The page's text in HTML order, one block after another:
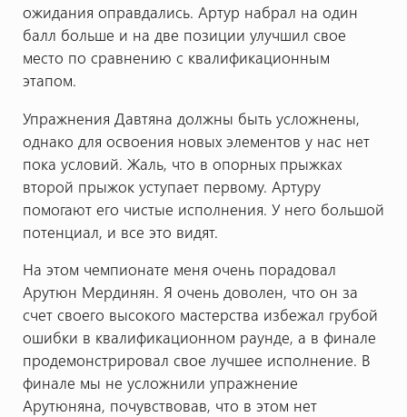
ожидания оправдались. Артур набрал на один
балл больше и на две позиции улучшил свое
место по сравнению с квалификационным
этапом.
Упражнения Давтяна должны быть усложнены,
однако для освоения новых элементов у нас нет
пока условий. Жаль, что в опорных прыжках
второй прыжок уступает первому. Артуру
помогают его чистые исполнения. У него большой
потенциал, и все это видят.
На этом чемпионате меня очень порадовал
Арутюн Мердинян. Я очень доволен, что он за
счет своего высокого мастерства избежал грубой
ошибки в квалификационном раунде, а в финале
продемонстрировал свое лучшее исполнение. В
финале мы не усложнили упражнение
Арутюняна, почувствовав, что в этом нет